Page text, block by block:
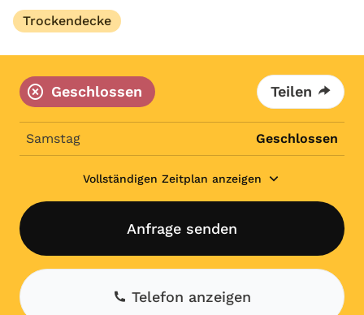
Trockendecke
Geschlossen Teilen
Samstag Geschlossen
Vollständigen Zeitplan anzeigen
Anfrage senden
Telefon anzeigen